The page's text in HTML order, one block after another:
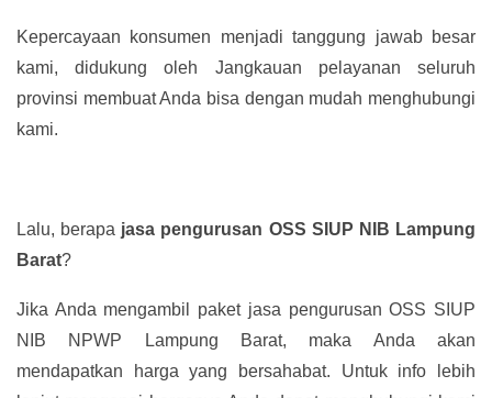
Kepercayaan konsumen menjadi tanggung jawab besar
kami, didukung oleh Jangkauan pelayanan seluruh
provinsi membuat Anda bisa dengan mudah menghubungi
kami.
Lalu, berapa jasa pengurusan OSS SIUP NIB Lampung
Barat?
Jika Anda mengambil paket jasa pengurusan OSS SIUP
NIB NPWP Lampung Barat, maka Anda akan
mendapatkan harga yang bersahabat. Untuk info lebih